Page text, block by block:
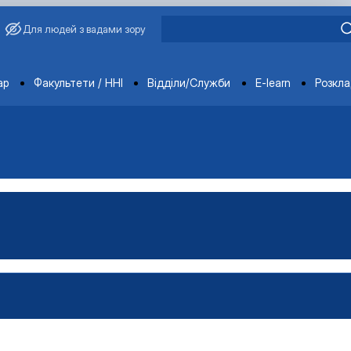
Для людей з вадами зору
Факультети / ННІ Відділи/Служби E-learn